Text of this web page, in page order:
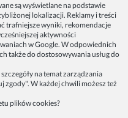
4, 30-650 Kraków
motyw.pl
3202 7758 0405
Motyw
są wyświetlane na podstawie
lokalizacji. Reklamy i treści
trafniejsze wyniki, rekomendacje
aktywności
w Google. W odpowiednich
także do dostosowywania usług do
na temat zarządzania
zgody". W każdej chwili możesz też
plików cookies?